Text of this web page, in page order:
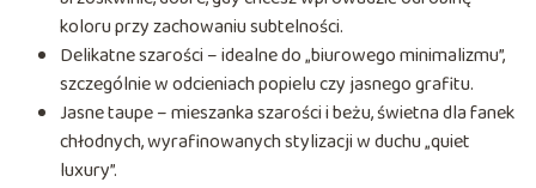
koloru przy zachowaniu subtelności.
Delikatne szarości – idealne do „biurowego minimalizmu”,
szczególnie w odcieniach popielu czy jasnego grafitu.
Jasne taupe – mieszanka szarości i beżu, świetna dla fanek
chłodnych, wyrafinowanych stylizacji w duchu „quiet
luxury”.